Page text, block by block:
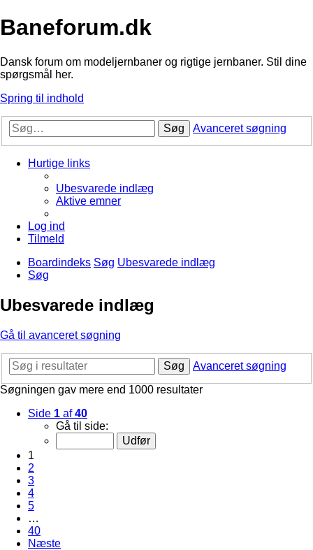
Baneforum.dk
Dansk forum om modeljernbaner og rigtige jernbaner. Stil dine
spørgsmål her.
Spring til indhold
Søg Avanceret søgning
Hurtige links
Ubesvarede indlæg
Aktive emner
Log ind
Tilmeld
Boardindeks Søg Ubesvarede indlæg
Søg
Ubesvarede indlæg
Gå til avanceret søgning
Søg
Avanceret søgning
Søgningen gav mere end 1000 resultater
Side 1 af40
Gå til side:
1
2
3
4
5
…
40
Næste